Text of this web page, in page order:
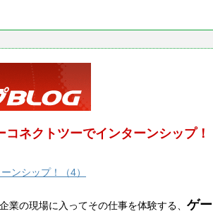
ネクトツーでインターンシップ！
ンシップ！（4）
の現場に入ってその仕事を体験する、 ゲー